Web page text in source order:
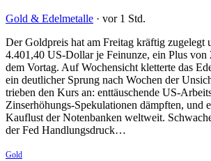
Gold & Edelmetalle · vor 1 Std.
Der Goldpreis hat am Freitag kräftig zugelegt
4.401,40 US-Dollar je Feinunze, ein Plus von
dem Vortag. Auf Wochensicht kletterte das
ein deutlicher Sprung nach Wochen der
trieben den Kurs an: enttäuschende US-
Zinserhöhungs-Spekulationen dämpften, und
Kauflust der Notenbanken weltweit.
der Fed Handlungsdruck…
Gold